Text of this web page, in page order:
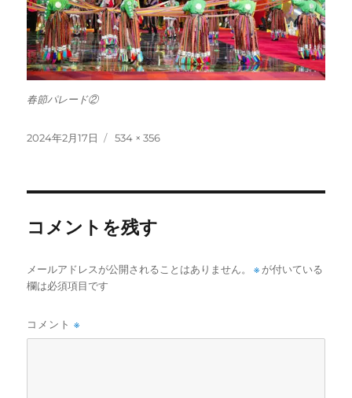
春節パレード②
投
2024年2月17日
フ
534 × 356
コメントを残す
メールアドレスが公開されることはありません。 ※ が付いている
欄は必須項目です
コメント※